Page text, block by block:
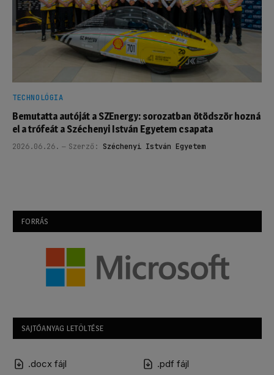
TECHNOLÓGIA
Bemutatta autóját a SZEnergy: sorozatban ötödször hozná
el a trófeát a Széchenyi István Egyetem csapata
2026.06.26. Szerző: Széchenyi István Egyetem
FORRÁS
SAJTÓANYAG LETÖLTÉSE
.docx fájl .pdf fájl